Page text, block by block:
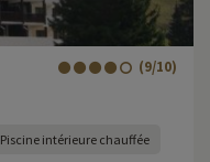
(9/10)
Piscine intérieure chauffée